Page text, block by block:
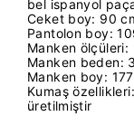
bel ispanyol
Ceket boy: 90
Pantolon boy:
Manken
Manken beden:
Manken boy: 177
Kumaş
üretilmiştir